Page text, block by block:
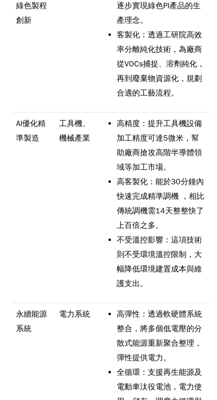
綠色製程
創新
逐步實現綠色PI產品的生
產理念。
客製化：透過工研院高效
率分離純化技術，為廠商
從VOCs捕捉、溶劑純化，
再到廢棄物資源化，規劃
合適的工藝流程。
AI優化精
準製造
工具機、
機械產業
高精度：提升工具機設備
加工精度可達5微米，幫
助廠商搶攻高階半導體領
域等加工市場。
高客製化：能於30分鐘內
快速完成精準調機 ，相比
傳統調機需14天整整快了
上百倍之多。
不受溫控影響：這項技術
則不受環境溫控限制，大
幅降低環境建置成本與維
護支出。
永續能源
系統
電力系統
高彈性：透過軟硬體系統
整合，將多個低電壓的分
散式能源重新聚合整理，
彈性提供電力。
全循環：支援再生能源及
電動車汰役電池，電力使